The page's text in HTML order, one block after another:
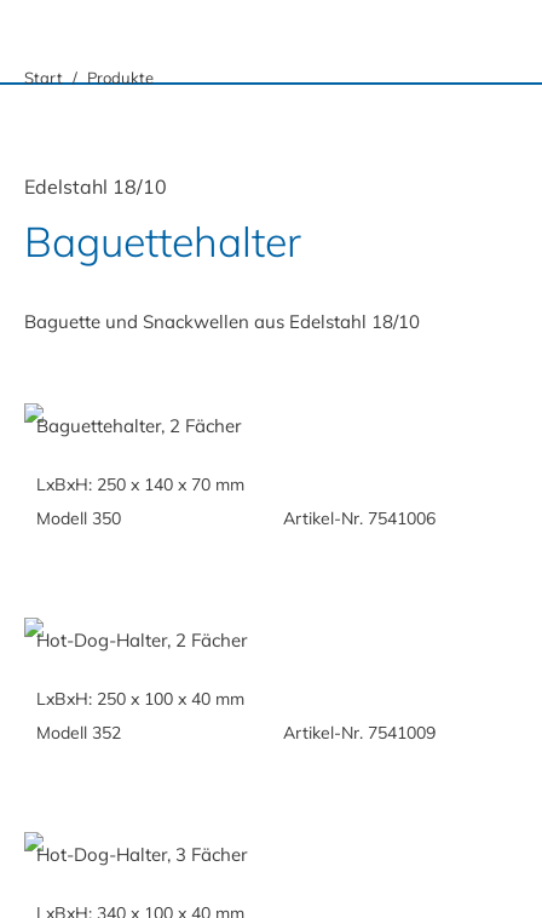
Sie befinden sich hier:
Start Produkte
Edelstahl 18/10
Baguettehalter
Baguette und Snackwellen aus Edelstahl 18/10
Baguettehalter, 2 Fächer
LxBxH: 250 x 140 x 70 mm
Modell 350
Artikel-Nr. 7541006
Hot-Dog-Halter, 2 Fächer
LxBxH: 250 x 100 x 40 mm
Modell 352
Artikel-Nr. 7541009
Hot-Dog-Halter, 3 Fächer
LxBxH: 340 x 100 x 40 mm